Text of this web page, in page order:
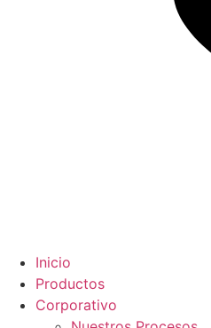
Inicio
Productos
Corporativo